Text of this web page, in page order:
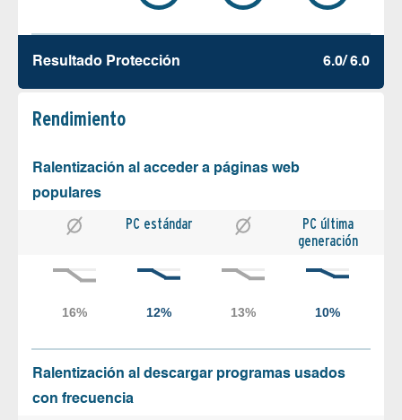
Resultado Protección 6.0/ 6.0
Rendimiento
Ralentización al acceder a páginas web
populares
PC estándar
PC última
generación
Ralentización al descargar programas usados
con frecuencia